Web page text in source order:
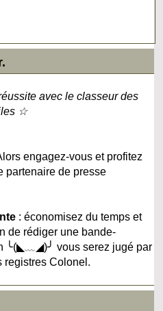
avec le classeur des
☆
engagez-vous et profitez
partenaire de presse
: économisez du temps et
de rédiger une bande-
╰(◣﹏◢)╯ vous serez jugé par
registres Colonel.